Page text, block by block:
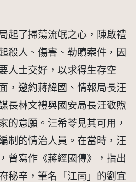
起了掃蕩流氓之心，陳啟禮
殺人、傷害、勒贖案件，因
人士交好，以求得生存空
，邀約蔣緯國、情報局長汪
長林文禮與國安局長汪敬煦
的意願。汪希苓見其可用，
制的情治人員。在當時，汪
曾寫作《蔣經國傳》，指出
秘辛，筆名「江南」的劉宜